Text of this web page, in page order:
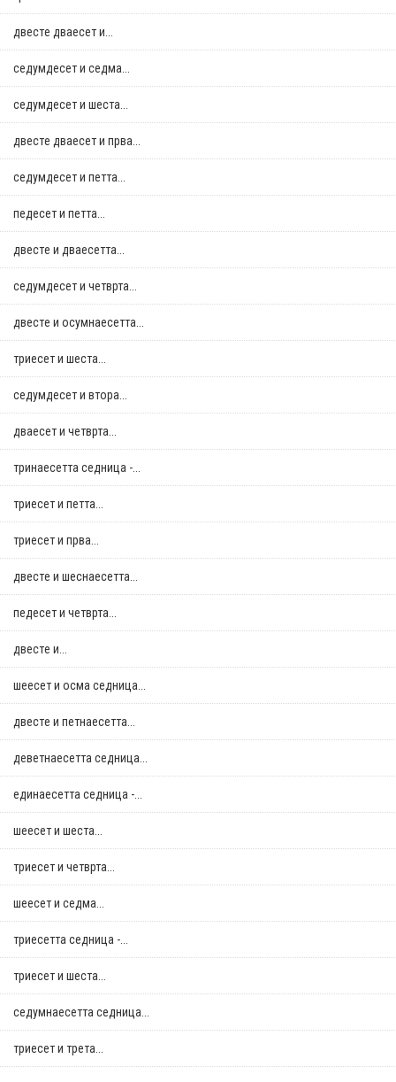
двестe дваесет и...
седумдесет и седма...
седумдесет и шеста...
двестe дваесет и прва...
седумдесет и петта...
педесет и петта...
двестe и дваесетта...
седумдесет и четврта...
двестe и осумнaесетта...
триесет и шеста...
седумдесет и втора...
дваесет и четврта...
тринаесетта седница -...
триесет и петта...
триесет и прва...
двестe и шеснаесетта...
педесет и четврта...
двестe и...
шеесет и осма седница...
двестe и петнаесетта...
деветнаесетта седница...
единаесетта седница -...
шеесет и шеста...
триесет и четврта...
шеесет и седма...
триесетта седница -...
триесет и шеста...
седумнаесетта седница...
триесет и трета...